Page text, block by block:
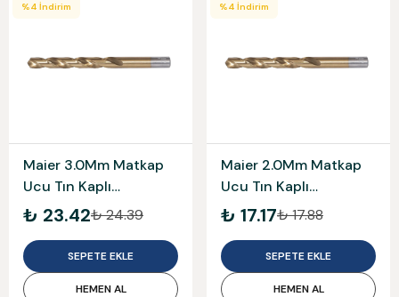
%4 İndirim
Maier 3.0Mm Matkap
Ucu Tın Kaplı
Mam338T030
₺ 23.42₺ 24.39
SEPETE EKLE
HEMEN AL
%4 İndirim
Maier 2.0Mm Matkap
Ucu Tın Kaplı
Mam338T020
₺ 17.17₺ 17.88
SEPETE EKLE
HEMEN AL